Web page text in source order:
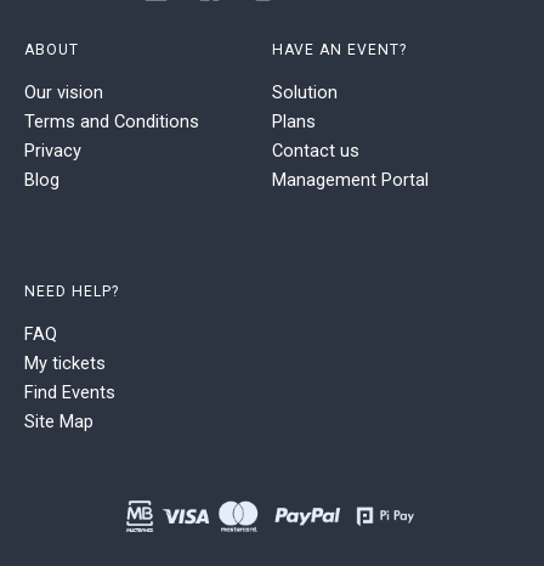
ABOUT
Our vision
Terms and Conditions
Privacy
Blog
HAVE AN EVENT?
Solution
Plans
Contact us
Management Portal
NEED HELP?
FAQ
My tickets
Find Events
Site Map